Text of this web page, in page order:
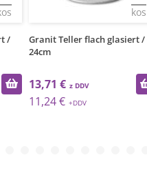
kos
Granit Teller flach glasiert /
24cm
13,71 €
11,24 €